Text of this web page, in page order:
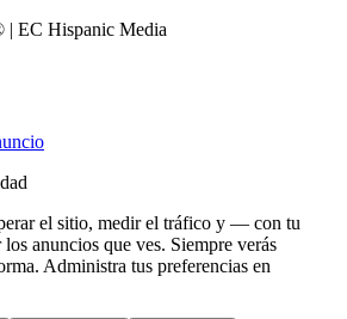
EC Hispanic Media
el sitio, medir el tráfico y — con tu
anuncios que ves. Siempre verás
Administra tus preferencias en